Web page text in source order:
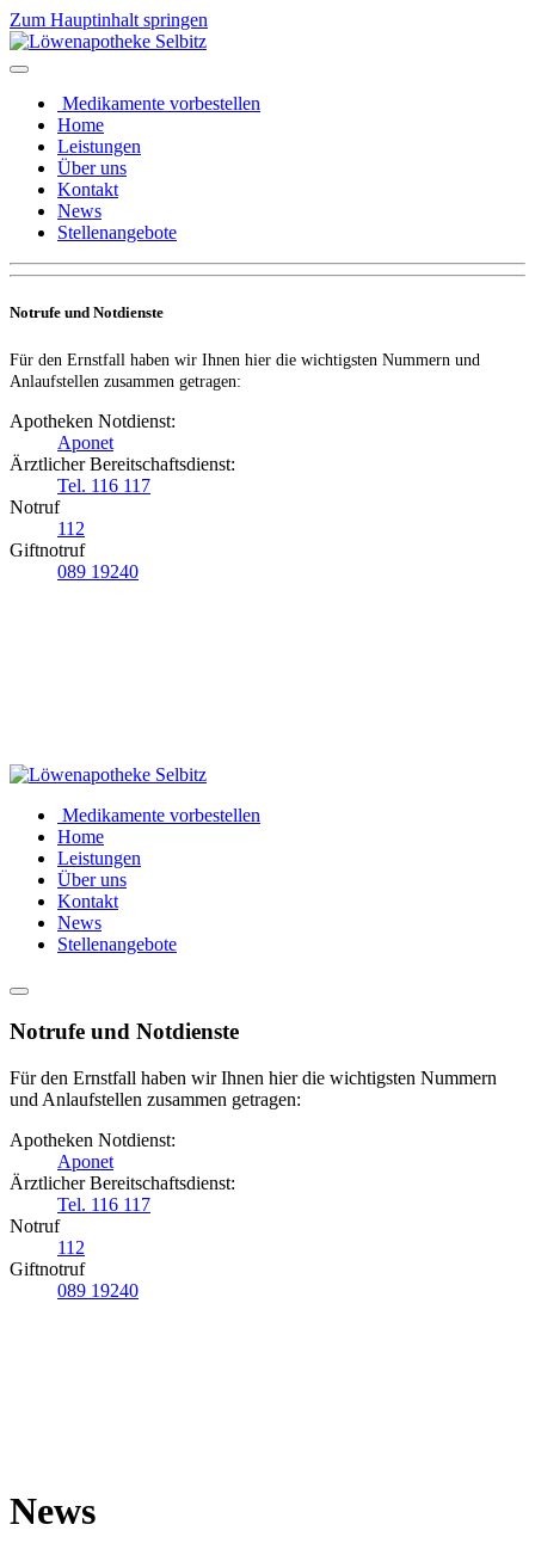
Zum Hauptinhalt springen
Medikamente vorbestellen
Home
Leistungen
Über uns
Kontakt
News
Stellenangebote
Notrufe und Notdienste
Für den Ernstfall haben wir Ihnen hier die wichtigsten Nummern und
Anlaufstellen zusammen getragen:
Apotheken Notdienst:
Aponet
Ärztlicher Bereitschaftsdienst:
Tel. 116 117
Notruf
112
Giftnotruf
089 19240
Medikamente vorbestellen
Home
Leistungen
Über uns
Kontakt
News
Stellenangebote
Notrufe und Notdienste
Für den Ernstfall haben wir Ihnen hier die wichtigsten Nummern
und Anlaufstellen zusammen getragen:
Apotheken Notdienst:
Aponet
Ärztlicher Bereitschaftsdienst:
Tel. 116 117
Notruf
112
Giftnotruf
089 19240
News